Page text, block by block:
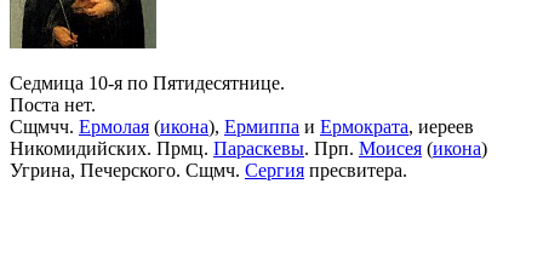
Седмица 10-я по Пятидесятнице.
Поста нет.
Сщмчч. Ермолая (икона), Ермиппа и Ермократа, иереев
Никомидийских. Прмц. Параскевы. Прп. Моисея (икона)
Угрина, Печерского. Сщмч. Сергия пресвитера.